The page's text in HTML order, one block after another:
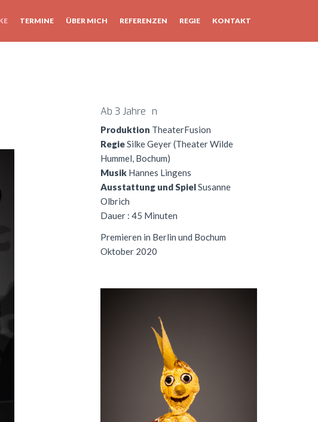
TERMINE ÜBER MICH REFERENZEN REGIE KONTAKT
Ab 3 Jahre n
Produktion TheaterFusion
RegieSilke Geyer (Theater Wilde
Hummel, Bochum)
MusikHannes Lingens
Ausstattung und SpielSusanne
Olbrich
Dauer : 45 Minuten
Premieren in Berlin und Bochum
Oktober 2020